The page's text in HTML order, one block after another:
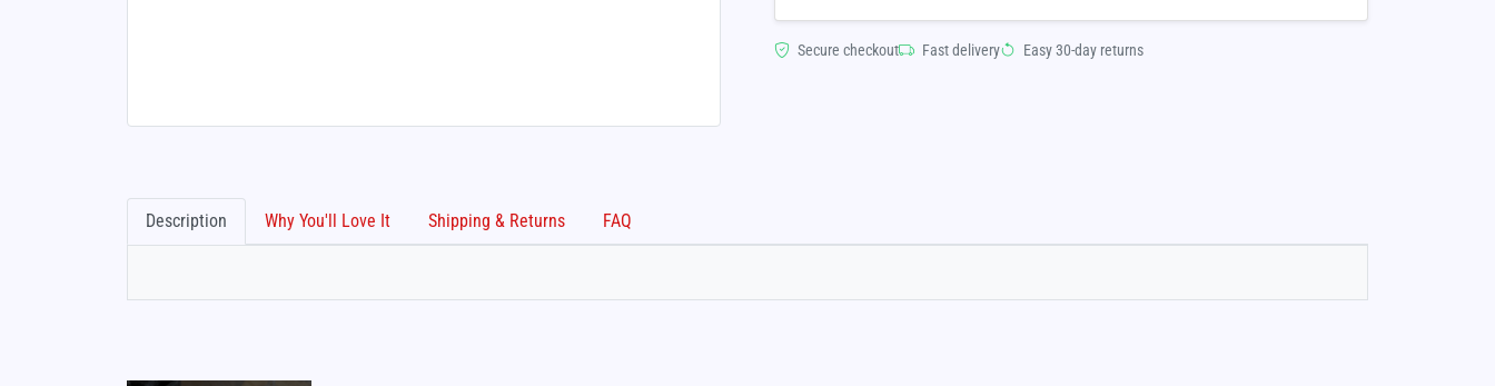
Secure checkout Fast delivery Easy 30-day returns
Description Why You'll Love It Shipping & Returns FAQ